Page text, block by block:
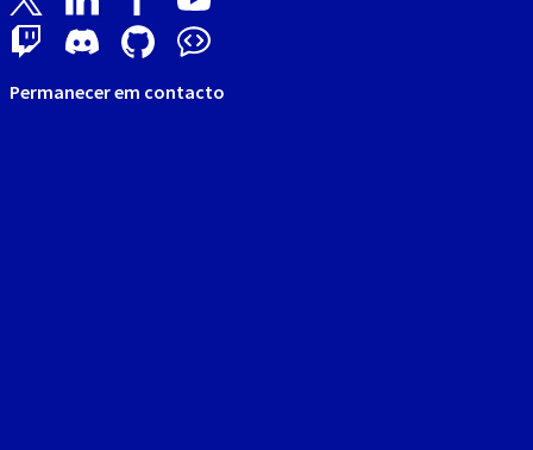
Permanecer em contacto